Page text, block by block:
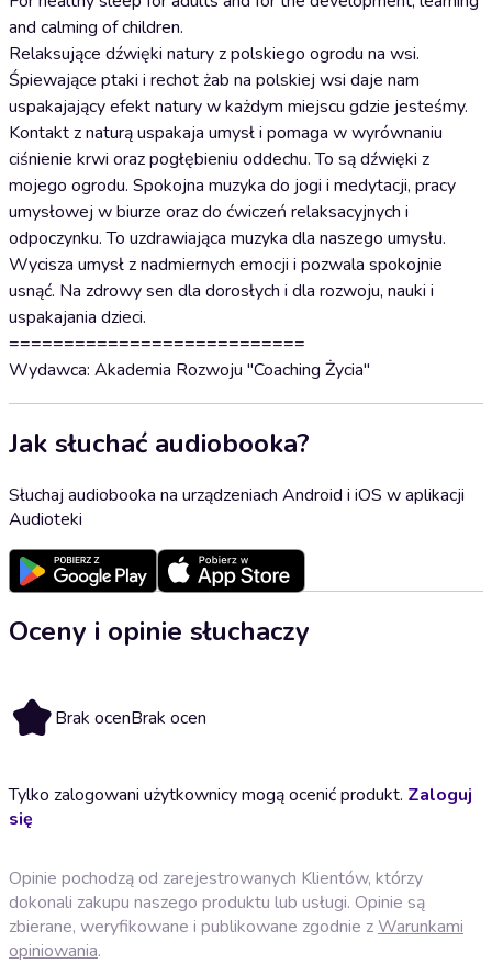
and calming of children.
Relaksujące dźwięki natury z polskiego ogrodu na wsi.
Śpiewające ptaki i rechot żab na polskiej wsi daje nam
uspakajający efekt natury w każdym miejscu gdzie jesteśmy.
Kontakt z naturą uspakaja umysł i pomaga w wyrównaniu
ciśnienie krwi oraz pogłębieniu oddechu. To są dźwięki z
mojego ogrodu. Spokojna muzyka do jogi i medytacji, pracy
umysłowej w biurze oraz do ćwiczeń relaksacyjnych i
odpoczynku. To uzdrawiająca muzyka dla naszego umysłu.
Wycisza umysł z nadmiernych emocji i pozwala spokojnie
usnąć. Na zdrowy sen dla dorosłych i dla rozwoju, nauki i
uspakajania dzieci.
===========================
Wydawca: Akademia Rozwoju "Coaching Życia"
Jak słuchać audiobooka?
Słuchaj audiobooka na urządzeniach Android i iOS w aplikacji
Audioteki
Oceny i opinie słuchaczy
Brak ocenBrak ocen
Tylko zalogowani użytkownicy mogą ocenić produkt. Zaloguj
się
Opinie pochodzą od zarejestrowanych Klientów, którzy
dokonali zakupu naszego produktu lub usługi. Opinie są
zbierane, weryfikowane i publikowane zgodnie zWarunkami
opiniowania.